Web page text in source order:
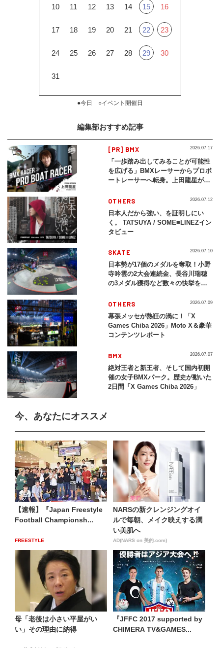
10 11 12 13 14 15 16
17 18 19 20 21 22 23
24 25 26 27 28 29 30
31
●今日 ○イベント開催日
編集部おすすめ記事
[PR] BMX
「一歩踏み出してみることが可能性
を広げる」BMXレーサーからプロボ
ートレーサーへ転身。上田龍星が体
2026.07.17
OTHERS
日本人だから強い、を証明しにい
く。 TATSUYA / SOME≡LINEZイン
タビュー
2026.07.12
SKATE
日本勢が17個のメダルを奪取！小野
寺吟雲の2大会連続金、長谷川瑞穂
の3メダル獲得など数々の快挙をプ
2026」
2026.07.10
OTHERS
幕張メッセが熱狂の渦に！「X
Games Chiba 2026」Moto X＆豪華
コンテンツレポート
2026.07.09
BMX
絶対王者と新王者、そして国内初開
催の女子BMXパーク。歴史が動いた
2日間「X Games Chiba 2026」
2026.07.07
今、あなたにオススメ
【速報】『Japan Freestyle
Football Championsh...
FREESTYLE
NARSの新クレンジングオイ
ルで毎朝、メイク映えする潤
い美肌へ
AD(NARS on 美的.com)
母「老後は小さい平屋がい
い」その理由に納得
『JFFC 2017 supported by
CHIMERA TV&GAMES...